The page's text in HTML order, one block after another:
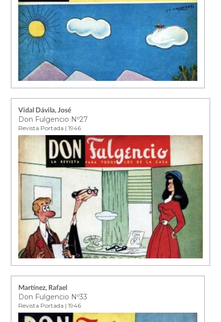
Vidal Dávila, José
Don Fulgencio Nº27
Revista Portada | 1946
Martínez, Rafael
Don Fulgencio Nº33
Revista Portada | 1946